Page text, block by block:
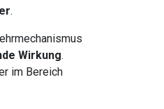
.
Wirkung.
im Bereich